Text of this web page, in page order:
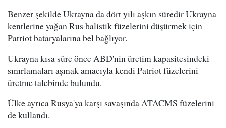
Benzer şekilde Ukrayna da dört yılı aşkın süredir Ukrayna
kentlerine yağan Rus balistik füzelerini düşürmek için
Patriot bataryalarına bel bağlıyor.
Ukrayna kısa süre önce ABD'nin üretim kapasitesindeki
sınırlamaları aşmak amacıyla kendi Patriot füzelerini
üretme talebinde bulundu.
Ülke ayrıca Rusya'ya karşı savaşında ATACMS füzelerini
de kullandı.